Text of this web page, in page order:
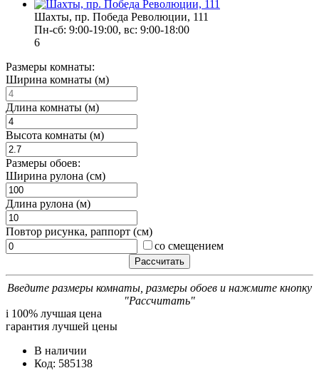
Шахты, пр. Победа Революции, 111
Пн-сб: 9:00-19:00, вс: 9:00-18:00
6
Размеры комнаты:
Ширина комнаты (м)
Длина комнаты (м)
Высота комнаты (м)
Размеры обоев:
Ширина рулона (см)
Длина рулона (м)
Повтор рисунка, раппорт (см)
со смещением
Введите размеры комнаты, размеры обоев и нажмите кнопку
"Рассчитать"
i 100% лучшая цена
гарантия лучшей цены
В наличии
Код: 585138